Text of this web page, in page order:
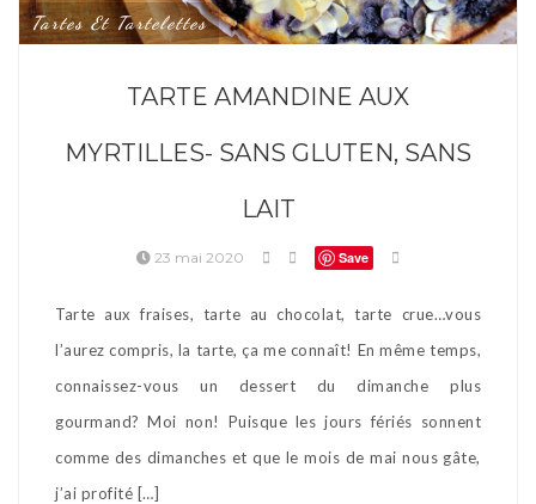
Tartes Et Tartelettes
TARTE AMANDINE AUX
MYRTILLES- SANS GLUTEN, SANS
LAIT
23 mai 2020 Save
Tarte aux fraises, tarte au chocolat, tarte crue…vous
l’aurez compris, la tarte, ça me connaît! En même temps,
connaissez-vous un dessert du dimanche plus
gourmand? Moi non! Puisque les jours fériés sonnent
comme des dimanches et que le mois de mai nous gâte,
j’ai profité […]